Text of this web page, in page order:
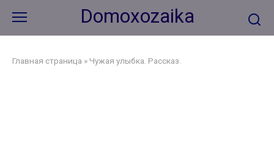
контенту
Domoxozaika
Главная страница » Чужая улыбка. Рассказ.